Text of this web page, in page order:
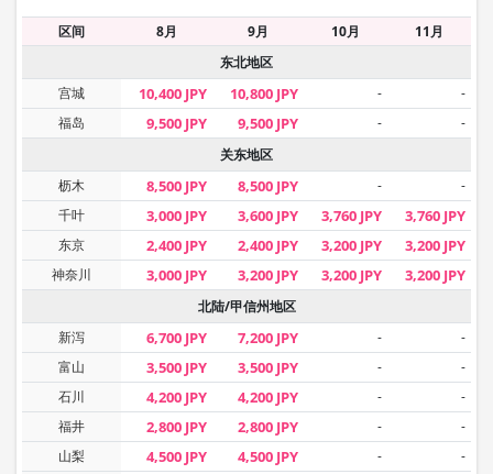
区间 8月 9月 10月
11月
东北地区
宫城
10,400 JPY 10,800 JPY -
-
福岛
9,500 JPY 9,500 JPY -
-
关东地区
枥木
8,500 JPY 8,500 JPY -
-
千叶
3,000 JPY 3,600 JPY 3,760 JPY 3,760 JPY
东京 2,400 JPY 2,400 JPY 3,200 JPY 3,200 JPY
神奈川 3,000 JPY 3,200 JPY 3,200 JPY 3,200 JPY
北陆/甲信州地区
新泻
6,700 JPY 7,200 JPY -
-
富山
3,500 JPY 3,500 JPY -
-
石川
4,200 JPY 4,200 JPY -
-
福井
2,800 JPY 2,800 JPY -
-
山梨
4,500 JPY 4,500 JPY -
-